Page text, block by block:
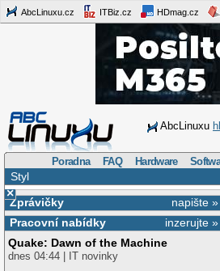
AbcLinuxu.cz ITBiz.cz HDmag.cz
AbcLinuxu
Poradna FAQ Hardware
Styl
×
napište »
Zprávičky
inzerujte »
Pracovní nabídky
Quake: Dawn of the Machine
dnes 04:44 | IT novinky